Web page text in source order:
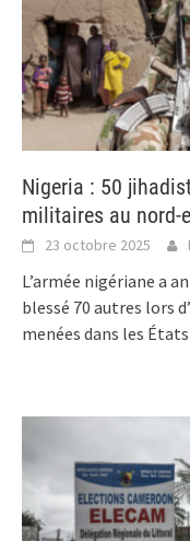
Nigeria : 50
militaires au nord-
23 octobre 2025
L’armée nigériane a
blessé 70 autres lors
menées dans les États